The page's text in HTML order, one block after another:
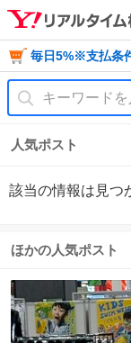
毎日5%※支払条
人気ポスト
該当の情報は見つ
ほかの人気ポスト